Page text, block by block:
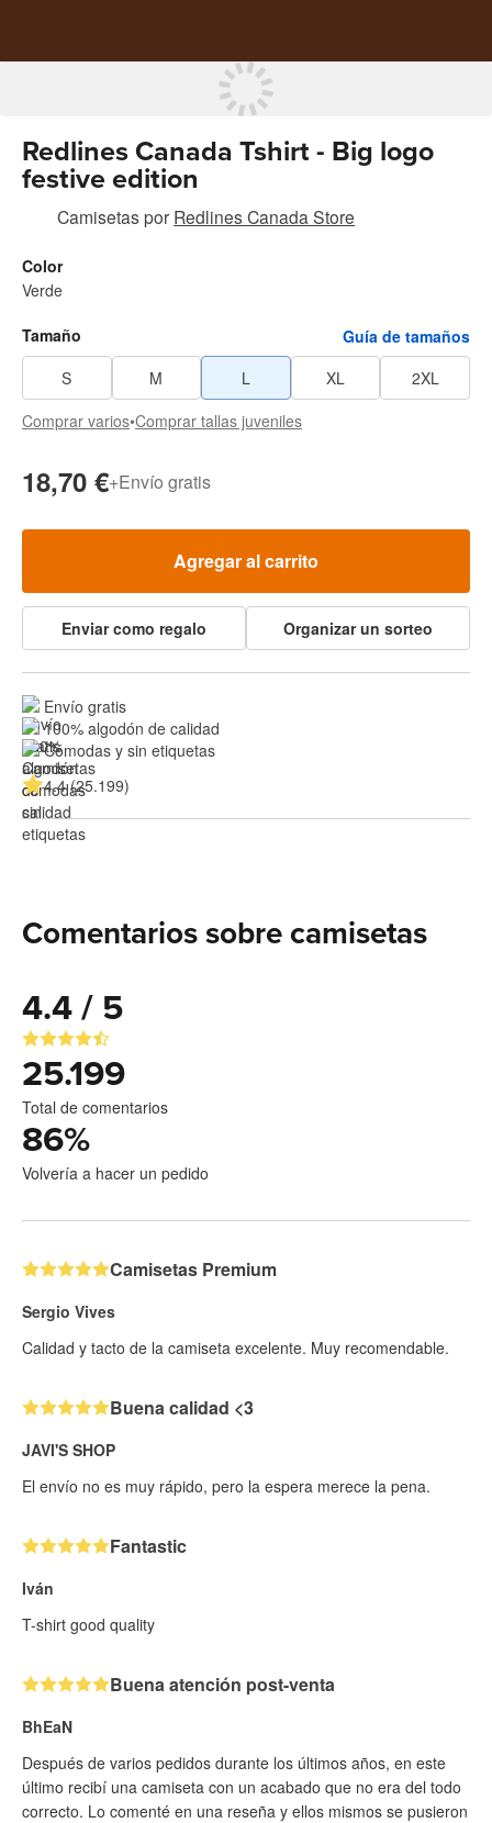
Redlines Canada Tshirt - Big logo
festive edition
Camisetaspor Redlines Canada Store
Color
Verde
Tamaño
Guía de tamaños
S
M L XL
2XL
Comprar varios•Comprar tallas juveniles
18,70 €+Envío gratis
Agregar al carrito
Enviar como regalo Organizar un sorteo
Envío gratis
100% algodón de calidad
Cómodas y sin etiquetas
4.4 (25.199)
Comentarios sobre camisetas
4.4 / 5
25.199
Total de comentarios
86%
Volvería a hacer un pedido
Camisetas Premium
Sergio Vives
Calidad y tacto de la camiseta excelente. Muy recomendable.
Buena calidad <3
JAVI'S SHOP
El envío no es muy rápido, pero la espera merece la pena.
Fantastic
Iván
T-shirt good quality
Buena atención post-venta
BhEaN
Después de varios pedidos durante los últimos años, en este
último recibí una camiseta con un acabado que no era del todo
correcto. Lo comenté en una reseña y ellos mismos se pusieron